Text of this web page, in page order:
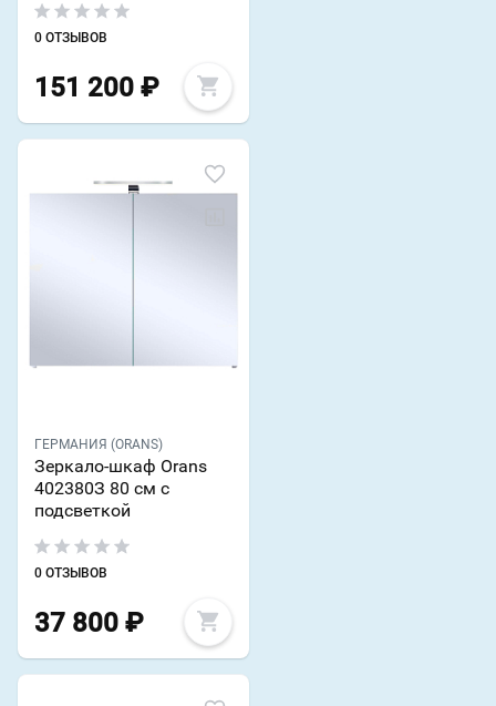
0 ОТЗЫВОВ
151 200 ₽
ГЕРМАНИЯ (ORANS)
Зеркало-шкаф Orans
402380З 80 см с
подсветкой
0 ОТЗЫВОВ
37 800 ₽